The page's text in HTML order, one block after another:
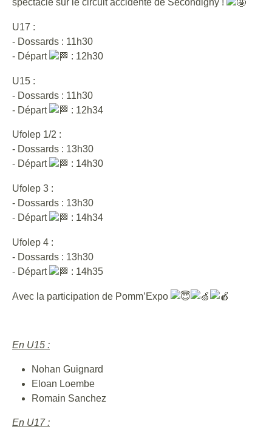
spectacle sur le circuit accidenté de Secondigny !
U17 :
- Dossards : 11h30
- Départ
: 12h30
U15 :
- Dossards : 11h30
- Départ
: 12h34
Ufolep 1/2 :
- Dossards : 13h30
- Départ
: 14h30
Ufolep 3 :
- Dossards : 13h30
- Départ
: 14h34
Ufolep 4 :
- Dossards : 13h30
- Départ
: 14h35
Avec la participation de Pomm’Expo
En U15 :
Nohan Guignard
Eloan Loembe
Romain Sanchez
En U17 :